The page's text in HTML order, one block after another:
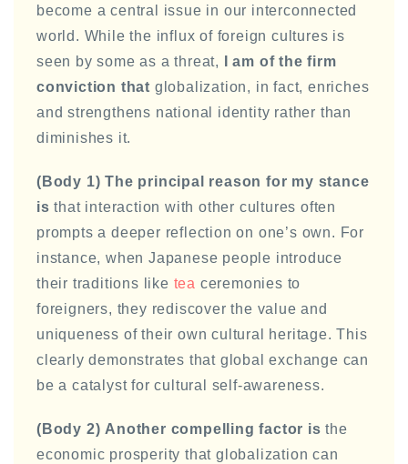
become a central issue in our interconnected
world. While the influx of foreign cultures is
seen by some as a threat,
I am of the firm
conviction that globalization, in fact, enriches
and strengthens national identity rather than
diminishes it.
(Body 1) The principal reason for my stance
is that interaction with other cultures often
prompts a deeper reflection on one’s own. For
instance, when Japanese people introduce
their traditions like tea ceremonies to
foreigners, they rediscover the value and
uniqueness of their own cultural heritage. This
clearly demonstrates that global exchange can
be a catalyst for cultural self-awareness.
(Body 2) Another compelling factor is the
economic prosperity that globalization can